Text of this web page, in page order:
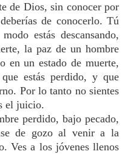
de Dios, sin conocer por
de conocerlo. Tú
estás descansando,
la paz de un hombre
en un estado de muerte,
estás perdido, y que
Por lo tanto no sientes
el juicio.
perdido, bajo pecado,
de gozo al venir a la
Ves a los jóvenes llenos